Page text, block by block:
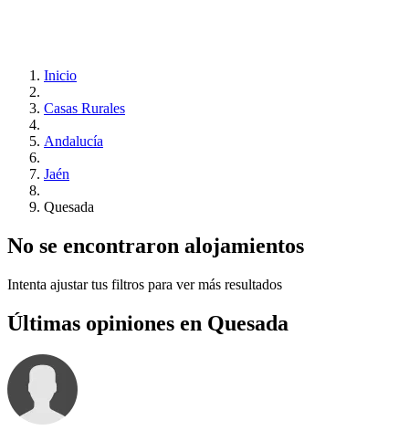
Inicio
Casas Rurales
Andalucía
Jaén
Quesada
No se encontraron alojamientos
Intenta ajustar tus filtros para ver más resultados
Últimas opiniones en Quesada